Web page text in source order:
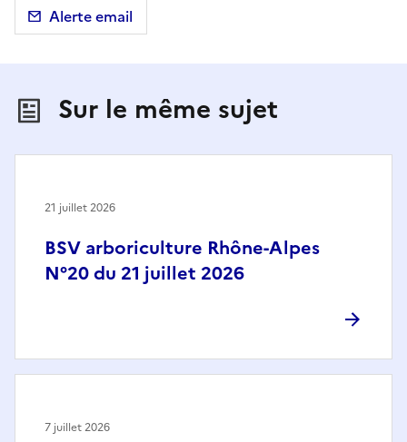
Alerte email
Sur le même sujet
BSV arboriculture Rhône-Alpes
N°20 du 21 juillet 2026
21 juillet 2026
7 juillet 2026